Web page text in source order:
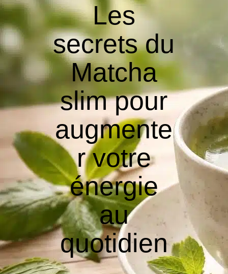
Les
secrets du
Matcha
slim pour
augmente
r votre
énergie
au
quotidien